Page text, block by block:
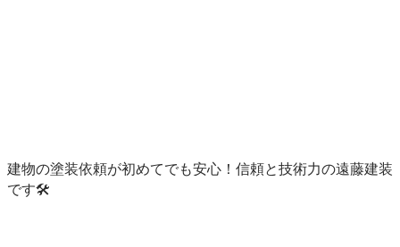
建物の塗装依頼が初めてでも安心！信頼と技術力の遠藤建装
です🛠️